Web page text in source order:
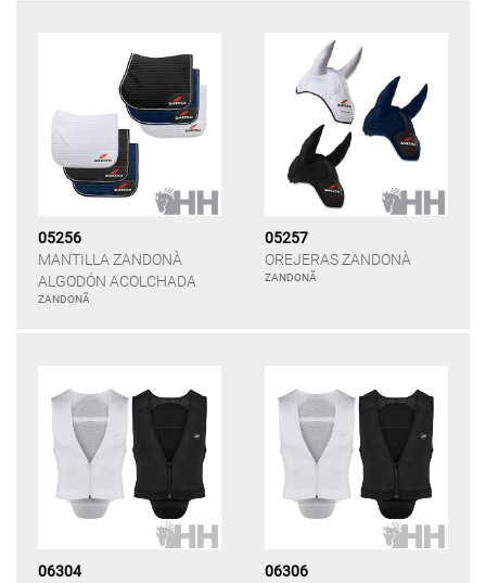
05256
MANTILLA ZANDONÀ
ALGODÓN ACOLCHADA
ZANDONÃ
05257
OREJERAS ZANDONÀ
ZANDONÃ
06304
06306